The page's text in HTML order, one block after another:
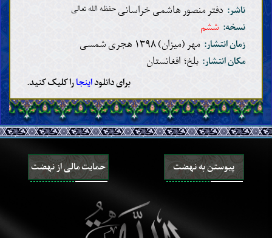
ناشر: دفتر منصور هاشمی خراسانیحفظه الله تعالی
نسخه: ششم
زمان انتشار: مهر (میزان) ۱۳۹۸ هجری شمسی
مکان انتشار: بلخ؛ افغانستان
برای دانلوداینجارا کلیک کنید.
پیوستن به نهضت حمایت مالی از نهضت